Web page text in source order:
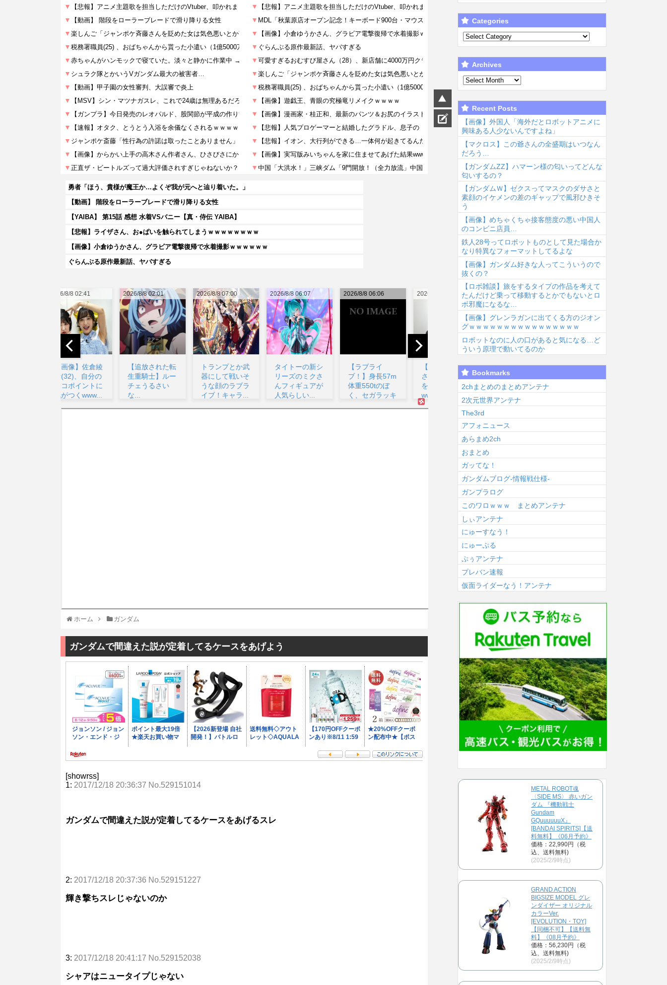
勇者「ほう、貴様が魔王か…よくぞ我が元へと辿り着いた。」
【動画】 階段をローラーブレードで滑り降りる女性
【YAIBA】 第15話 感想 水着VSバニー【真・侍伝 YAIBA】
【悲報】ライザさん、お●ぱいを触られてしまうｗｗｗｗｗｗｗｗ
【画像】小倉ゆうかさん、グラビア電撃復帰で水着撮影ｗｗｗｗｗｗ
ぐらんぶる原作最新話、ヤバすぎる
2026/8/8 07:00
トランプとか武
器にして戦いそ
うな顔のラブラ
2026/8/8 06:07
タイトーの新シ
リーズのミクさ
んフィギュアが
人気らしい...
2026/8/8 06:06
【ラブライ
ブ！】身長57m
体重550tのぼ
く、セガラッキ
2026/8/8 05:53
【悲報】堀大輔
さん、実は仮眠
を取っていた
www...
2026/8/8 04:03
優木せつ菜、お
誕生日【ラブラ
イブ！虹ヶ
咲】...
2026/8/8 03:54
【声優】逢田梨
奇言で打線組ん
だ【ラブライ
ブ！サ...
2026/8/8 03:29
【悲報】深夜ア
気キャラを追加
して...
2026/8/8 02:01
【追放された転
生重騎士】ルー
チェうるさい
な...
ホーム ガンダム
ガンダムで間違えた説が定着してるケースをあげよう
[showrss]
1: 2017/12/18 20:36:37 No.529151014
ガンダムで間違えた説が定着してるケースをあげるスレ
2: 2017/12/18 20:37:36 No.529151227
輝き撃ちスレじゃないのか
3: 2017/12/18 20:41:17 No.529152038
シャアはニュータイプじゃない
Categories
Archives
Recent Posts
【画像】外国人「海外だとロボットアニメに
興味ある人少ないんですよね」
【マクロス】この爺さんの全盛期はいつなん
だろう…
【ガンダムΖΖ】ハマーン様の匂いってどんな
匂いするの？
【ガンダムＷ】ゼクスってマスクのダサさと
素顔のイケメンの差のギャップで風邪ひきそ
う
【画像】めちゃくちゃ接客態度の悪い中国人
のコンビニ店員…
鉄人28号ってロボットものとして見た場合か
なり特異なフォーマットしてるよな
【画像】ガンダム好きな人ってこういうので
抜くの？
【ロボ雑談】旅をするタイプの作品を考えて
たんだけど乗って移動するとかでもないとロ
ボ邪魔になるな…
【画像】グレンラガンに出てくる方のジオン
グｗｗｗｗｗｗｗｗｗｗｗｗｗｗｗｗ
ロボットなのに人の口があると気になる…ど
ういう原理で動いてるのか
Bookmarks
2chまとめのまとめアンテナ
2次元世界アンテナ
The3rd
アフォニュース
あらまめ2ch
おまとめ
ガッてな！
ガンダムブログ-情報戦仕様-
ガンプラログ
このワロｗｗｗ まとめアンテナ
しぃアンテナ
にゅーすなう！
にゅーぷる
ぷぅアンテナ
プレバン速報
仮面ライダーなう！アンテナ
METAL ROBOT魂
〈SIDE MS〉 赤いガン
ダム 『機動戦士
Gundam
GQuuuuuuX』
[BANDAI SPIRITS]【送
料無料】《06月予約》
価格：22,990円（税
込、送料無料)
(2025/2/9時点)
GRAND ACTION
BIGSIZE MODEL グレ
ンダイザー オリジナル
カラーVer.
[EVOLUTION・TOY]
【同梱不可】【送料無
料】《08月予約》
価格：56,230円（税
込、送料無料)
(2025/2/9時点)